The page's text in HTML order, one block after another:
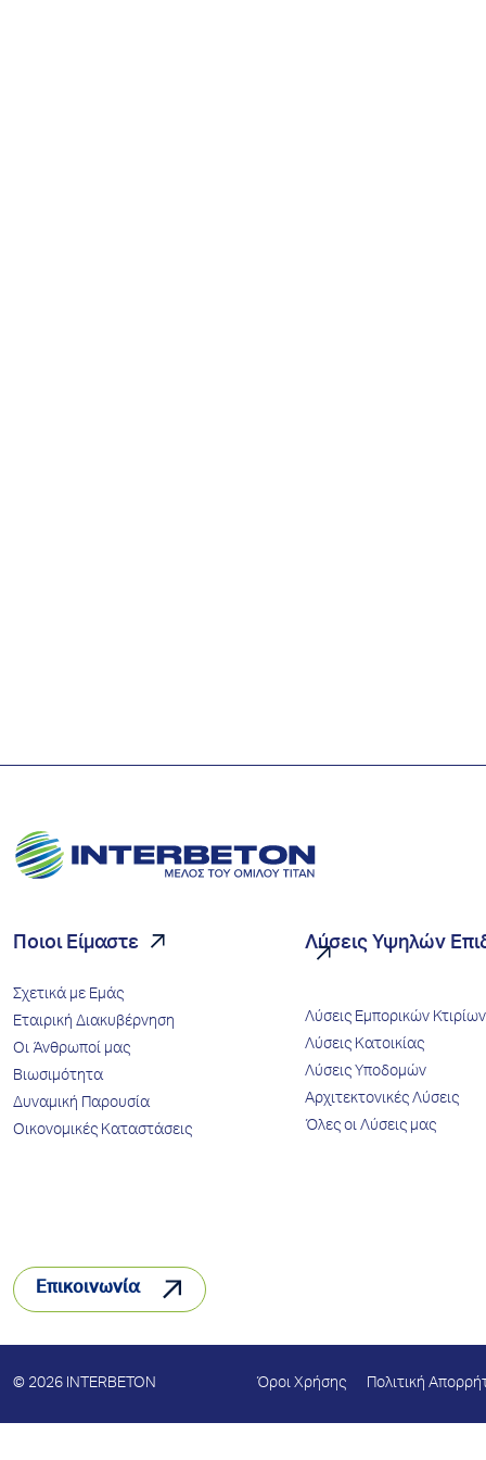
Ποιοι Είμαστε
Σχετικά με Εμάς
Εταιρική Διακυβέρνηση
Οι Άνθρωποί μας
Βιωσιμότητα
Δυναμική Παρουσία
Οικονομικές Καταστάσεις
Λύσεις Υψηλών
Λύσεις Εμπορικών Κτιρίων
Λύσεις Κατοικίας
Λύσεις Υποδομών
Αρχιτεκτονικές Λύσεις
Όλες οι Λύσεις μας
Επικοινωνία
© 2026 INTERBETON Όροι Χρήσης Πολιτική